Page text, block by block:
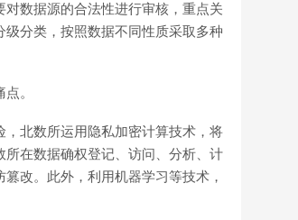
数据源的合法性进行审核，重点关
分类，按照数据不同性质采取多种
。
北数所运用隐私加密计算技术，将
在数据确权登记、访问、分析、计
改。此外，利用机器学习等技术，